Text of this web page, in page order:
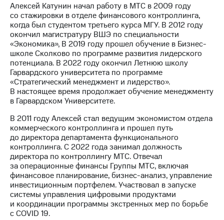
Контакты
Новости
в
регионе
и акционерам
Корпоративное
управление
Корпоративный
секретарь
Раскрытие
информации
Информация
акционерам
Документы
ПАО
"МТС"
Собрания
акционеров
Личный
Алексей Катунин начал работу в МТС в 2009 году
со стажировки в отделе финансового контроллинга,
когда был студентом третьего курса МГУ. В 2012 году
окончил магистратуру ВШЭ по специальности
«Экономика», В 2019 году прошел обучение в Бизнес-
школе Сколково по программе развития лидерского
потенциала. В 2022 году окончил Летнюю школу
Гарвардского университета по программе
«Стратегический менеджмент и лидерство».
В настоящее время продолжает обучение менеджменту
в Гарвардском Университете.
В 2011 году Алексей стал ведущим экономистом отдела
коммерческого контроллинга и прошел путь
до директора департамента функционального
контроллинга. С 2022 года занимал должность
директора по контроллингу МТС. Отвечал
за операционные финансы Группы МТС, включая
финансовое планирование, бизнес-анализ, управление
инвестиционным портфелем. Участвовал в запуске
системы управления цифровыми продуктами
и координации программы экстренных мер по борьбе
с COVID 19.